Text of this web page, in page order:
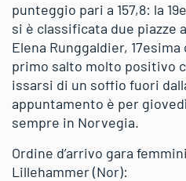
punteggio pari a 157,8: la
si è classificata due piazze
Elena Runggaldier,
primo salto molto positivo
issarsi di un soffio fuori
appuntamento è per
sempre in Norvegia.
Ordine d’arrivo gara
Lillehammer (Nor):